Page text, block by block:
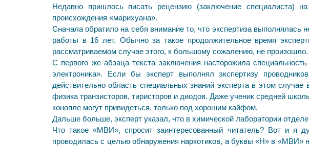
Недавно пришлось писать рецензию (заключение специалиста)
происхождения «марихуана».
Сначала обратило на себя внимание то, что экспертиза выполнялась
работы в 16 лет. Обычно за такое продолжительное время
рассматриваемом случае этого, к большому сожалению, не произошло.
С первого же абзаца текста заключения насторожила
электроника». Если бы эксперт выполнял экспертизу
действительно область специальных знаний эксперта в этом
физика транзисторов, тиристоров и диодов. Даже ученик средней
конопле могут привидеться, только под хорошим кайфом.
Дальше больше, эксперт указал, что в химической лаборатории
Что такое «МВИ», спросит заинтересованный читатель? Вот и я
проводилась с целью обнаружения наркотиков, а буквы «Н» в «МВИ»